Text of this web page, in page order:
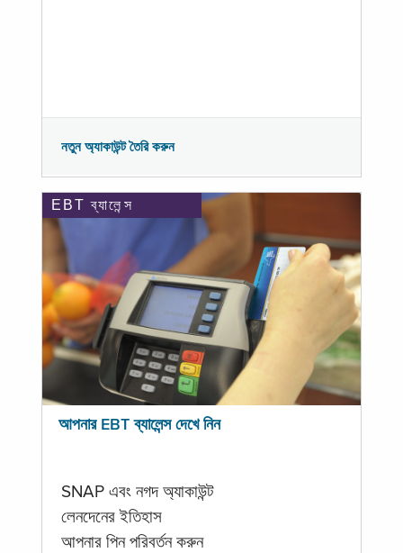
নতুন অ্যাকাউন্ট তৈরি করুন
EBT ব্যালেন্স
আপনার EBT ব্যালেন্স দেখে নিন
SNAP এবং নগদ অ্যাকাউন্ট
লেনদেনের ইতিহাস
আপনার পিন পরিবর্তন করুন